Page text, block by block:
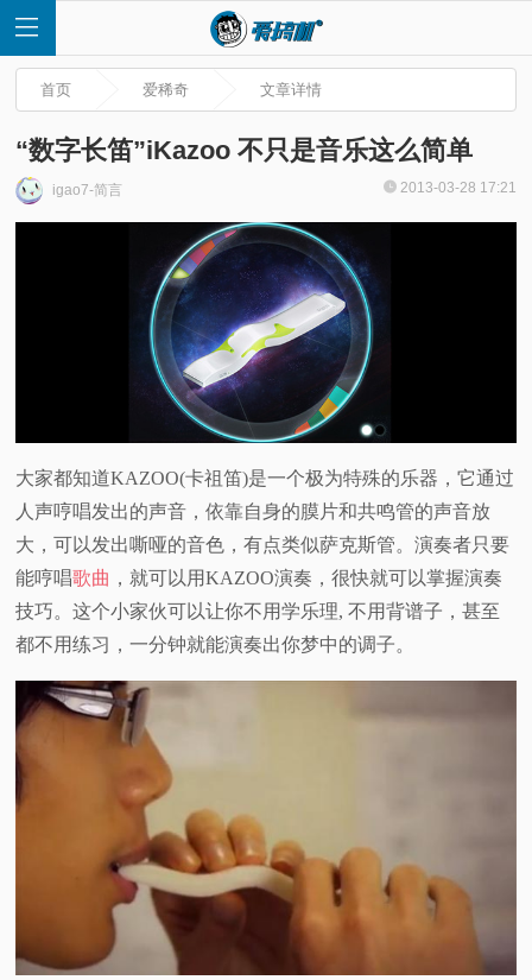
测
视
体
首页 爱稀奇 文章详情
“数字长笛”iKazoo 不只是音乐这么简单
igao7-简言 2013-03-28 17:21
大家都知道KAZOO(卡祖笛)是一个极为特殊的乐器，它通过
人声哼唱发出的声音，依靠自身的膜片和共鸣管的声音放
大，可以发出嘶哑的音色，有点类似萨克斯管。演奏者只要
能哼唱歌曲 ，就可以用KAZOO演奏，很快就可以掌握演奏
技巧。这个小家伙可以让你不用学乐理, 不用背谱子，甚至
都不用练习，一分钟就能演奏出你梦中的调子。